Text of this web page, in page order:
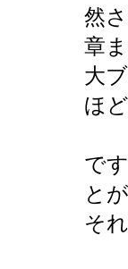
然
章
大
ほ
で
と
そ